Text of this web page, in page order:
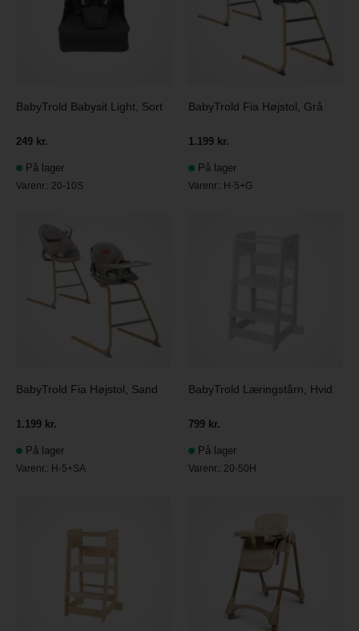
BabyTrold Babysit Light, Sort
249 kr.
På lager
Varenr.: 20-10S
BabyTrold Fia Højstol, Grå
1.199 kr.
På lager
Varenr.: H-5+G
BabyTrold Fia Højstol, Sand
1.199 kr.
På lager
Varenr.: H-5+SA
BabyTrold Læringstårn, Hvid
799 kr.
På lager
Varenr.: 20-50H